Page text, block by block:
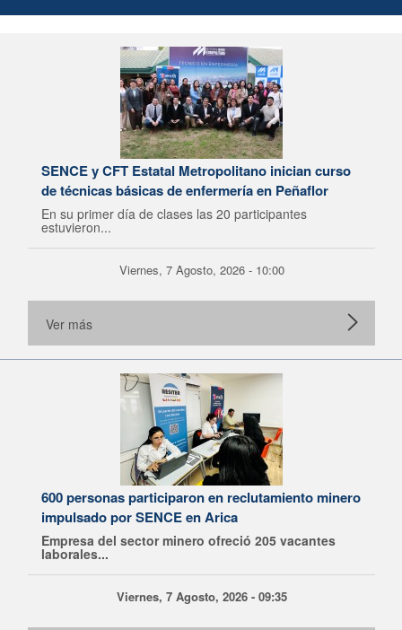
SENCE y CFT Estatal Metropolitano inician curso
de técnicas básicas de enfermería en Peñaflor
En su primer día de clases las 20 participantes
estuvieron...
Viernes, 7 Agosto, 2026 - 10:00
Ver más
600 personas participaron en reclutamiento minero
impulsado por SENCE en Arica
Empresa del sector minero ofreció 205 vacantes
laborales...
Viernes, 7 Agosto, 2026 - 09:35